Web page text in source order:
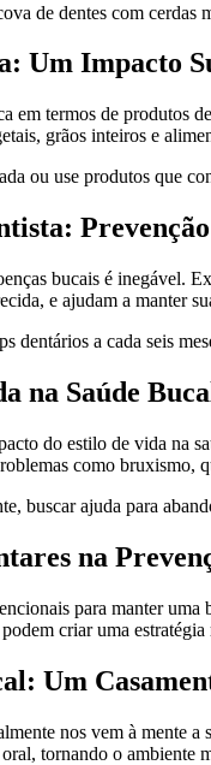
de dentes com cerdas
Um Impacto
em termos de produtos
grãos inteiros e
ou use produtos que
bucais é inegável.
e ajudam a manter
dentários a cada seis
na Saúde
do estilo de vida na
como bruxismo,
buscar ajuda para
na
para manter
criar uma
Um
nos vem à mente
tornando o ambiente